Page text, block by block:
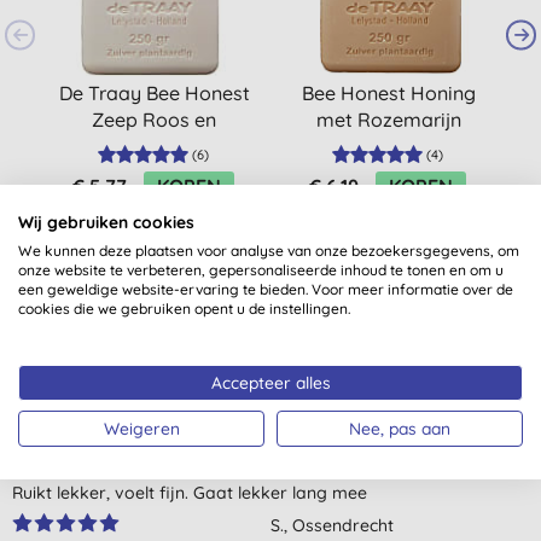
De Traay Bee Honest
Zeep Roos en
Calendula - 250GR
(6)
€ 5,77 KOPEN
Bee Honest Honing
met Rozemarijn
250gr
(4)
€ 6,19 KOPEN
Klantbeoordelingen
beoordelingen)
Ruikt lekker, voelt fijn. Gaat lekker lang mee
S., Ossendrecht
Wij gebruiken cookies
We kunnen deze plaatsen voor analyse van onze bezoekersgegevens, om
onze website te verbeteren, gepersonaliseerde inhoud te tonen en om u
een geweldige website-ervaring te bieden. Voor meer informatie over de
cookies die we gebruiken opent u de instellingen.
Accepteer alles
Weigeren Nee, pas aan